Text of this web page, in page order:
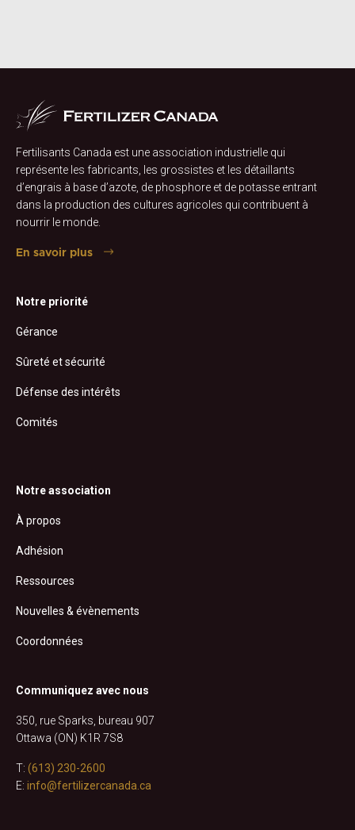
Fertilisants Canada est une association industrielle qui
représente les fabricants, les grossistes et les détaillants
d’engrais à base d’azote, de phosphore et de potasse entrant
dans la production des cultures agricoles qui contribuent à
nourrir le monde.
En savoir plus
Notre priorité
Gérance
Sûreté et sécurité
Défense des intérêts
Comités
Notre association
À propos
Adhésion
Ressources
Nouvelles & évènements
Coordonnées
Communiquez avec nous
350, rue Sparks, bureau 907
Ottawa (ON) K1R 7S8
T: (613) 230-2600
E: info@fertilizercanada.ca